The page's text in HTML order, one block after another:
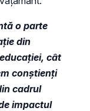
o parte
din
cât
conștienți
cadrul
impactul